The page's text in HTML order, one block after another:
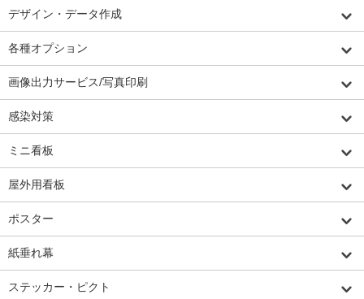
デザイン・データ作成
各種オプション
画像出力サービス/写真印刷
感染対策
ミニ看板
屋外用看板
ポスター
紙垂れ幕
ステッカー・ピクト